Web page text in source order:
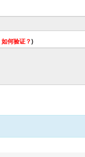
如何验证？)